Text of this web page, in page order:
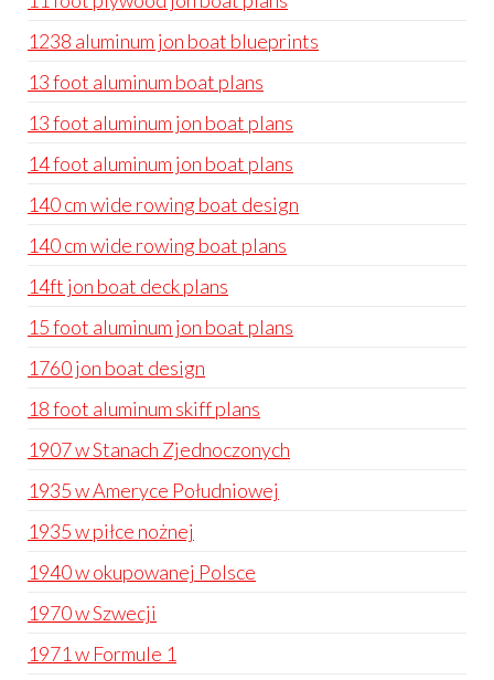
1238 aluminum jon boat blueprints
13 foot aluminum boat plans
13 foot aluminum jon boat plans
14 foot aluminum jon boat plans
140 cm wide rowing boat design
140 cm wide rowing boat plans
14ft jon boat deck plans
15 foot aluminum jon boat plans
1760 jon boat design
18 foot aluminum skiff plans
1907 w Stanach Zjednoczonych
1935 w Ameryce Południowej
1935 w piłce nożnej
1940 w okupowanej Polsce
1970 w Szwecji
1971 w Formule 1